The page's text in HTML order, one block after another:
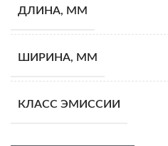
ДЛИНА, ММ
ШИРИНА, ММ
КЛАСС ЭМИССИИ